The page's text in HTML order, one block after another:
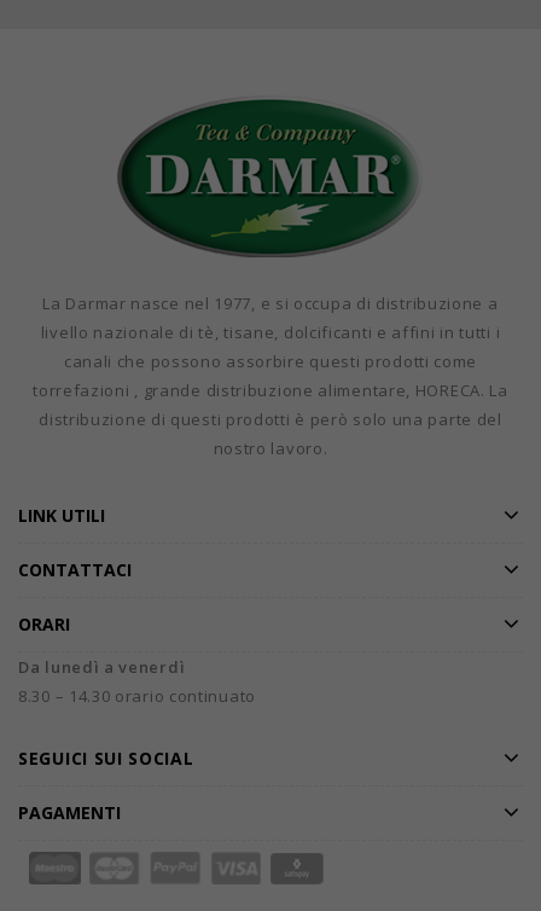
La Darmar nasce nel 1977, e si occupa di distribuzione a
livello nazionale di tè, tisane, dolcificanti e affini in tutti i
canali che possono assorbire questi prodotti come
torrefazioni , grande distribuzione alimentare, HORECA. La
distribuzione di questi prodotti è però solo una parte del
nostro lavoro.
LINK UTILI
CONTATTACI
ORARI
Da lunedì a venerdì
8.30 – 14.30 orario continuato
SEGUICI SUI SOCIAL
PAGAMENTI